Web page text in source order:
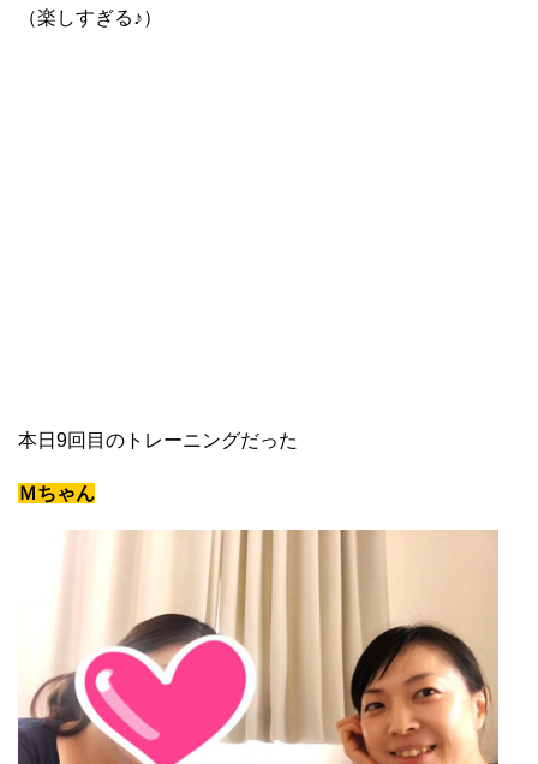
（楽しすぎる♪）
本日9回目のトレーニングだった
Ｍちゃん